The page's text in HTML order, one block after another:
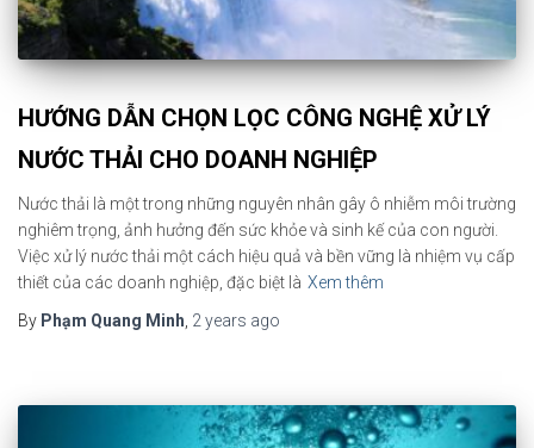
HƯỚNG DẪN CHỌN LỌC CÔNG NGHỆ XỬ LÝ
NƯỚC THẢI CHO DOANH NGHIỆP
Nước thải là một trong những nguyên nhân gây ô nhiễm môi trường
nghiêm trọng, ảnh hưởng đến sức khỏe và sinh kế của con người.
Việc xử lý nước thải một cách hiệu quả và bền vững là nhiệm vụ cấp
thiết của các doanh nghiệp, đặc biệt là Xem thêm
By Phạm Quang Minh 2 years ago